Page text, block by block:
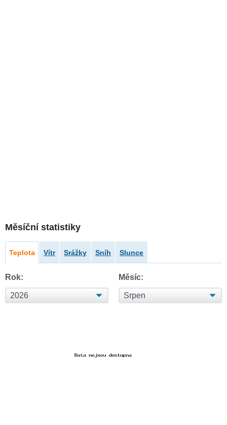
Měsíční statistiky
Teplota Vítr Srážky Sníh Slunce
Rok: Měsíc: